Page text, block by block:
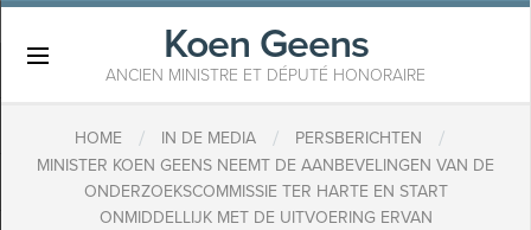
Koen Geens
ANCIEN MINISTRE ET DÉPUTÉ HONORAIRE
HOME / IN DE MEDIA / PERSBERICHTEN /
MINISTER KOEN GEENS NEEMT DE AANBEVELINGEN VAN DE
ONDERZOEKSCOMMISSIE TER HARTE EN START
ONMIDDELLIJK MET DE UITVOERING ERVAN